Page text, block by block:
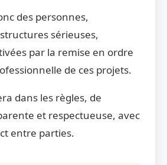
des personnes,
sérieuses,
par la remise en ordre
de ces projets.
dans les règles, de
et respectueuse, avec
entre parties.